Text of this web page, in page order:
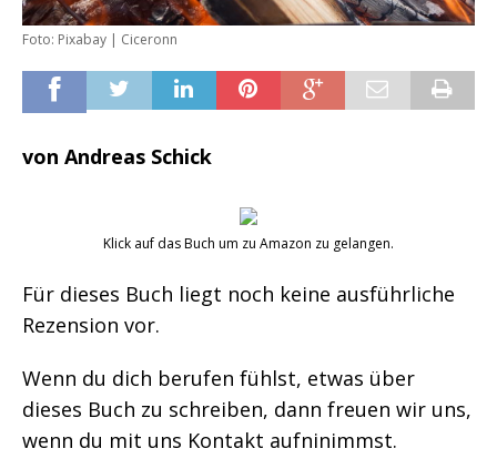
Foto: Pixabay | Ciceronn
von Andreas Schick
Klick auf das Buch um zu Amazon zu gelangen.
Für dieses Buch liegt noch keine ausführliche
Rezension vor.
Wenn du dich berufen fühlst, etwas über
dieses Buch zu schreiben, dann freuen wir uns,
wenn du mit uns Kontakt aufninimmst.